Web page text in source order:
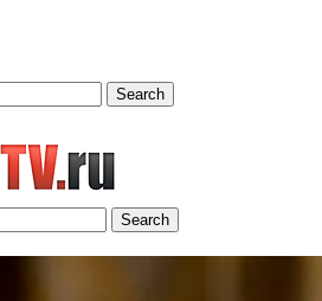
Search
Search